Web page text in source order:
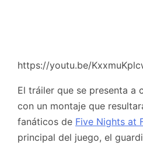
https://youtu.be/
El tráiler que se presenta a
con un montaje que
fanáticos de Five Nights at
principal del juego, el